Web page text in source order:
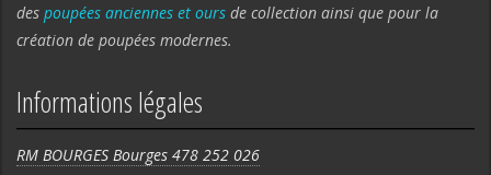
des poupées anciennes et ours de collection ainsi que pour la
création de poupées modernes.
Informations légales
RM BOURGES Bourges 478 252 026